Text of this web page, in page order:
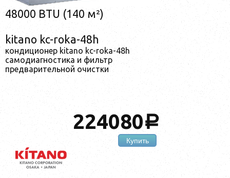
48000 BTU (140 м²)
kitano kc-roka-48h
кондиционер kitano kc-roka-48h
самодиагностика и фильтр
предварительной очистки
224080a
Купить